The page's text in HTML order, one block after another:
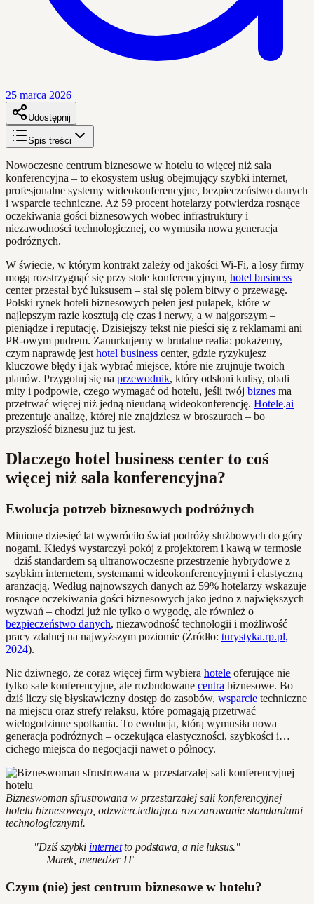
25 marca 2026
Udostępnij
Spis treści
Nowoczesne centrum biznesowe w hotelu to więcej niż sala
konferencyjna – to ekosystem usług obejmujący szybki internet,
profesjonalne systemy wideokonferencyjne, bezpieczeństwo danych
i wsparcie techniczne. Aż 59 procent hotelarzy potwierdza rosnące
oczekiwania gości biznesowych wobec infrastruktury i
niezawodności technologicznej, co wymusiła nowa generacja
podróżnych.
W świecie, w którym kontrakt zależy od jakości Wi-Fi, a losy firmy
mogą rozstrzygnąć się przy stole konferencyjnym, hotel business
center przestał być luksusem – stał się polem bitwy o przewagę.
Polski rynek hoteli biznesowych pełen jest pułapek, które w
najlepszym razie kosztują cię czas i nerwy, a w najgorszym –
pieniądze i reputację. Dzisiejszy tekst nie pieści się z reklamami ani
PR-owym pudrem. Zanurkujemy w brutalne realia: pokażemy,
czym naprawdę jest hotel business center, gdzie ryzykujesz
kluczowe błędy i jak wybrać miejsce, które nie zrujnuje twoich
planów. Przygotuj się na przewodnik, który odsłoni kulisy, obali
mity i podpowie, czego wymagać od hotelu, jeśli twój biznes ma
przetrwać więcej niż jedną nieudaną wideokonferencję. Hotele.ai
prezentuje analizę, której nie znajdziesz w broszurach – bo
przyszłość biznesu już tu jest.
Dlaczego hotel business center to coś
więcej niż sala konferencyjna?
Ewolucja potrzeb biznesowych podróżnych
Minione dziesięć lat wywróciło świat podróży służbowych do góry
nogami. Kiedyś wystarczył pokój z projektorem i kawą w termosie
– dziś standardem są ultranowoczesne przestrzenie hybrydowe z
szybkim internetem, systemami wideokonferencyjnymi i elastyczną
aranżacją. Według najnowszych danych aż 59% hotelarzy wskazuje
rosnące oczekiwania gości biznesowych jako jedno z największych
wyzwań – chodzi już nie tylko o wygodę, ale również o
bezpieczeństwo danych, niezawodność technologii i możliwość
pracy zdalnej na najwyższym poziomie (Źródło: turystyka.rp.pl,
2024).
Nic dziwnego, że coraz więcej firm wybiera hotele oferujące nie
tylko sale konferencyjne, ale rozbudowane centra biznesowe. Bo
dziś liczy się błyskawiczny dostęp do zasobów, wsparcie techniczne
na miejscu oraz strefy relaksu, które pomagają przetrwać
wielogodzinne spotkania. To ewolucja, którą wymusiła nowa
generacja podróżnych – oczekująca elastyczności, szybkości i…
cichego miejsca do negocjacji nawet o północy.
Bizneswoman sfrustrowana w przestarzałej sali konferencyjnej
hotelu biznesowego, odzwierciedlająca rozczarowanie standardami
technologicznymi.
"Dziś szybki internetto podstawa, a nie luksus."
— Marek, menedżer IT
Czym (nie) jest centrum biznesowe w hotelu?